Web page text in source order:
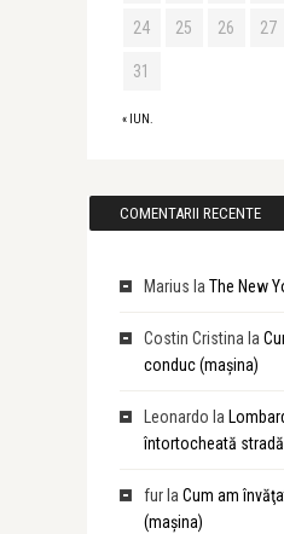
« IUN.
24 25 26 27
31
COMENTARII RECENTE
Marius la The New
Costin Cristina la
conduc (maşina)
Leonardo la
întortocheată
furla Cum am
(maşina)